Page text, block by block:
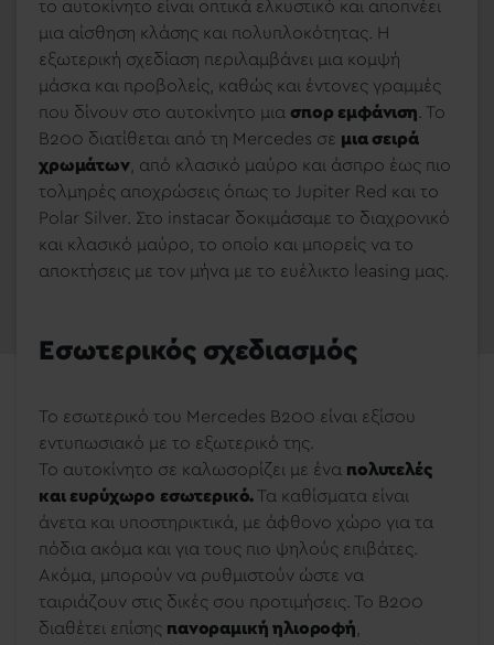
το αυτοκίνητο είναι οπτικά ελκυστικό και αποπνέει
μια αίσθηση κλάσης και πολυπλοκότητας. Η
εξωτερική σχεδίαση περιλαμβάνει μια κομψή
μάσκα και προβολείς, καθώς και έντονες γραμμές
που δίνουν στο αυτοκίνητο μια σπορ εμφάνιση. Το
B200 διατίθεται από τη Mercedes σε μια σειρά
χρωμάτων, από κλασικό μαύρο και άσπρο έως πιο
τολμηρές αποχρώσεις όπως το Jupiter Red και το
Polar Silver. Στο instacar δοκιμάσαμε το διαχρονικό
και κλασικό μαύρο, το οποίο και μπορείς να το
αποκτήσεις με τον μήνα με το ευέλικτο leasing μας.
Εσωτερικός σχεδιασμός
Το εσωτερικό του Mercedes B200 είναι εξίσου
εντυπωσιακό με το εξωτερικό της.
Το αυτοκίνητο σε καλωσορίζει με ένα πολυτελές
και ευρύχωρο εσωτερικό. Τα καθίσματα είναι
άνετα και υποστηρικτικά, με άφθονο χώρο για τα
πόδια ακόμα και για τους πιο ψηλούς επιβάτες.
Ακόμα, μπορούν να ρυθμιστούν ώστε να
ταιριάζουν στις δικές σου προτιμήσεις. Το B200
διαθέτει επίσης πανοραμική ηλιοροφή,